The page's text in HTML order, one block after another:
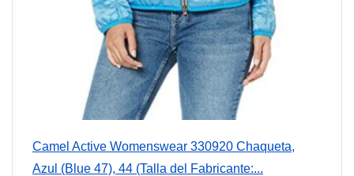
Camel Active Womenswear 330920 Chaqueta,
Azul (Blue 47), 44 (Talla del Fabricante:...